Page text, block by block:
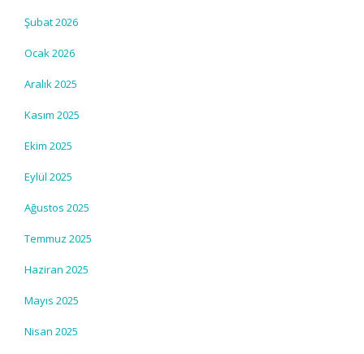
Şubat 2026
Ocak 2026
Aralık 2025
Kasım 2025
Ekim 2025
Eylül 2025
Ağustos 2025
Temmuz 2025
Haziran 2025
Mayıs 2025
Nisan 2025